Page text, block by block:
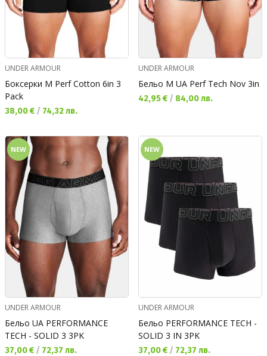
UNDER ARMOUR
Боксерки M Perf Cotton 6in 3
Pack
Текуща цена:
38,00 € / 74,32 лв.
UNDER ARMOUR
Бельо M UA Perf Tech Nov 3in
Текуща цена:
42,95 € / 84,00 лв.
NEW
UNDER ARMOUR
Бельо UA PERFORMANCE
TECH - SOLID 3 3PK
Текуща цена:
37,00 € / 72,37 лв.
NEW
UNDER ARMOUR
Бельо PERFORMANCE TECH -
SOLID 3 IN 3PK
Текуща цена:
37,00 € / 72,37 лв.